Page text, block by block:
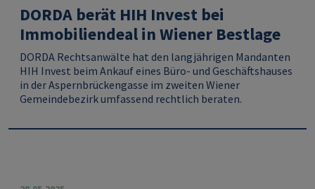
DORDA berät HIH Invest bei
Immobiliendeal in Wiener Bestlage
DORDA Rechtsanwälte hat den langjährigen Mandanten
HIH Invest beim Ankauf eines Büro‑ und Geschäftshauses
in der Aspernbrückengasse im zweiten Wiener
Gemeindebezirk umfassend rechtlich beraten.